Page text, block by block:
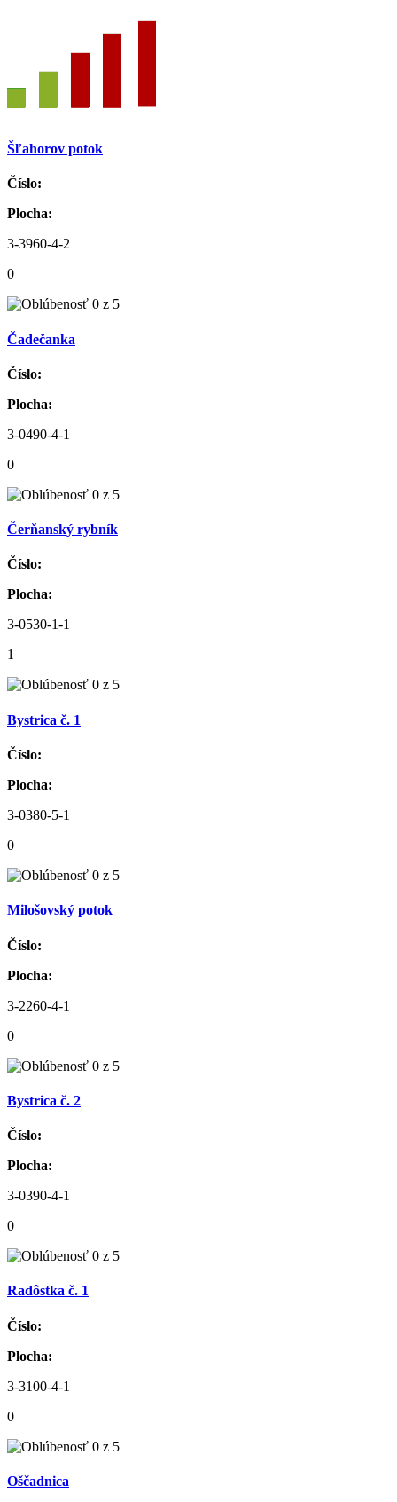
Šľahorov potok
Číslo:
Plocha:
3-3960-4-2
0
Čadečanka
Číslo:
Plocha:
3-0490-4-1
0
Čerňanský rybník
Číslo:
Plocha:
3-0530-1-1
1
Bystrica č. 1
Číslo:
Plocha:
3-0380-5-1
0
Milošovský potok
Číslo:
Plocha:
3-2260-4-1
0
Bystrica č. 2
Číslo:
Plocha:
3-0390-4-1
0
Radôstka č. 1
Číslo:
Plocha:
3-3100-4-1
0
Oščadnica